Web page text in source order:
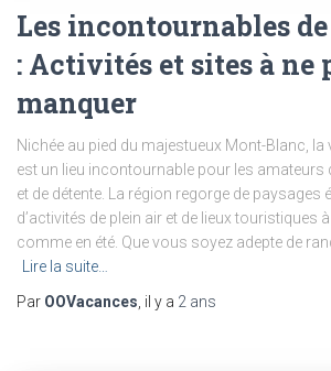
Les incontournables
: Activités et sites à ne
manquer
Nichée au pied du majestueux Mont-Blanc, la
est un lieu incontournable pour les amateurs
et de détente. La région regorge de
d’activités de plein air et de lieux touristiques
comme en été. Que vous soyez adepte de
Lire la suite…
Par OOVacances, il y a 2 ans